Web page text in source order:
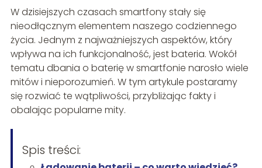
W dzisiejszych czasach smartfony stały się
nieodłącznym elementem naszego codziennego
życia. Jednym z najważniejszych aspektów, który
wpływa na ich funkcjonalność, jest bateria. Wokół
tematu dbania o baterię w smartfonie narosło wiele
mitów i nieporozumień. W tym artykule postaramy
się rozwiać te wątpliwości, przybliżając fakty i
obalając popularne mity.
Spis treści: